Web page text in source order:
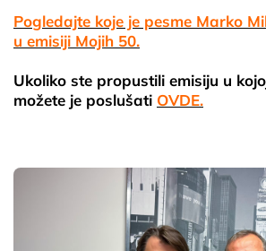
Pogledajte koje je pesme Marko
u emisiji Mojih 50.
Ukoliko ste propustili emisiju u
možete je poslušati OVDE.